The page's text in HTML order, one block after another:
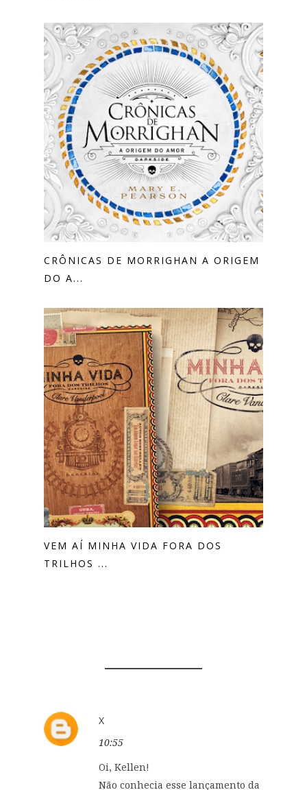
CRÔNICAS DE MORRIGHAN A ORIGEM
DO A...
VEM AÍ MINHA VIDA FORA DOS
TRILHOS ...
X
10:55
Oi, Kellen!
Não conhecia esse lançamento da